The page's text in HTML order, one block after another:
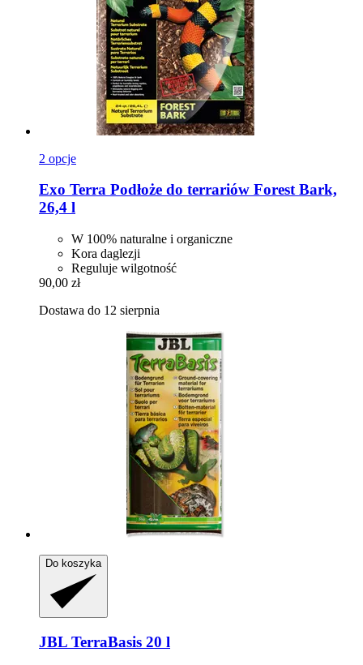
2 opcje
Exo Terra Podłoże do terrariów Forest Bark,
26,4 l
W 100% naturalne i organiczne
Kora daglezji
Reguluje wilgotność
90,00 zł
Dostawa do 12 sierpnia
Do koszyka
JBL TerraBasis 20 l